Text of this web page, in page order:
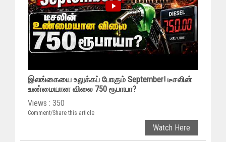
இலங்கையை உலுக்கப் போகும் September! டீசலின்
உண்மையான விலை 750 ரூபாயா?
Views : 350
Comment/Share this article
Watch Here